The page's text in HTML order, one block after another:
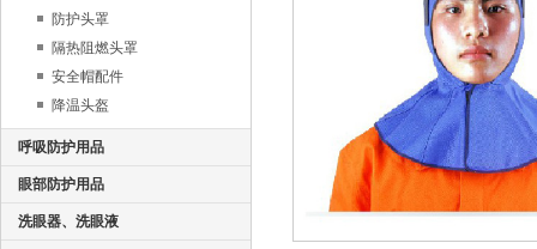
防护头罩
隔热阻燃头罩
安全帽配件
降温头盔
呼吸防护用品
眼部防护用品
洗眼器、洗眼液